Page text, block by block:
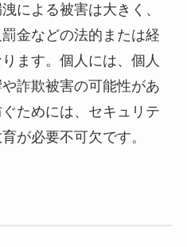
による被害は大きく、
金などの法的または経
ます。個人には、個人
詐欺被害の可能性があ
ためには、セキュリテ
が必要不可欠です。